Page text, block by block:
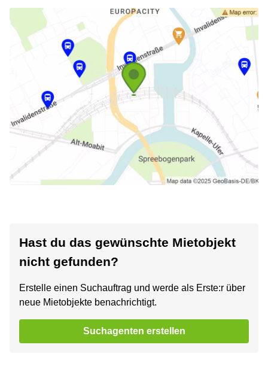
Hast du das gewünschte Mietobjekt
nicht gefunden?
Erstelle einen Suchauftrag und werde als Erste:r über
neue Mietobjekte benachrichtigt.
Suchagenten erstellen